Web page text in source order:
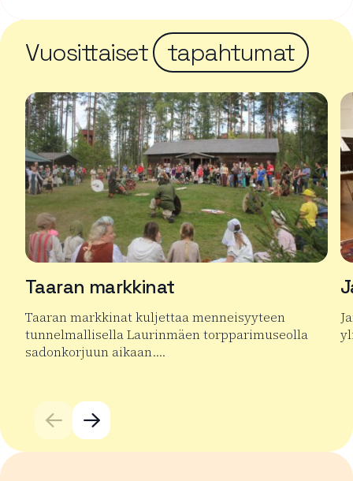
Vuosittaiset tapahtumat
Taaran markkinat
Taaran markkinat kuljettaa menneisyyteen
tunnelmallisella Laurinmäen torpparimuseolla
sadonkorjuun aikaan….